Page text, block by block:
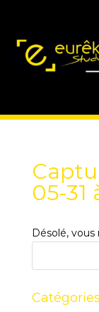
05-31
Désolé, vous
Catégories